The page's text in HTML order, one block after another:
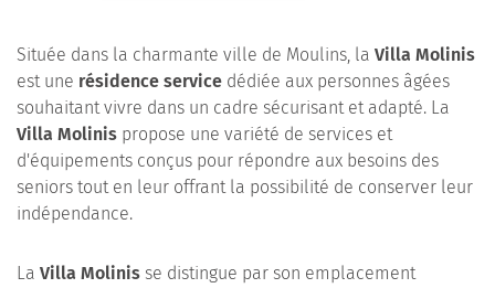
Située dans la charmante ville de Moulins, la Villa Molinis
est une résidence service dédiée aux personnes âgées
souhaitant vivre dans un cadre sécurisant et adapté. La
Villa Molinis propose une variété de services et
d'équipements conçus pour répondre aux besoins des
seniors tout en leur offrant la possibilité de conserver leur
indépendance.
La Villa Molinis se distingue par son emplacement